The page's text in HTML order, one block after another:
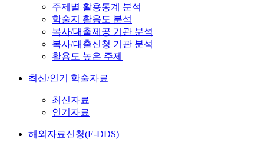
주제별 활용통계 분석
학술지 활용도 분석
복사/대출제공 기관 분석
복사/대출신청 기관 분석
활용도 높은 주제
최신/인기 학술자료
최신자료
인기자료
해외자료신청(E-DDS)